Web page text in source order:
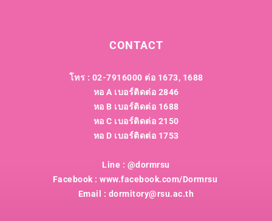
CONTACT
โทร : 02-7916000 ต่อ 1673, 1688
หอ A เบอร์ติดต่อ 2846
หอ B เบอร์ติดต่อ 1688
หอ C เบอร์ติดต่อ 2150
หอ D เบอร์ติดต่อ 1753
Line : @dormrsu
Facebook : www.facebook.com/Dormrsu
Email : dormitory@rsu.ac.th